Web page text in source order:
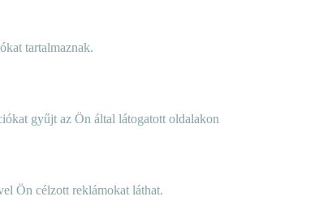
tartalmaznak.
gyűjt az Ön által látogatott oldalakon
Ön célzott reklámokat láthat.